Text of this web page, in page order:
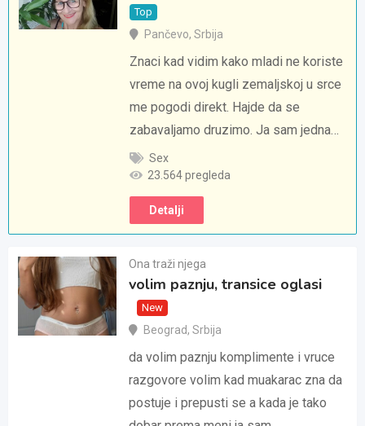
Top
Pančevo, Srbija
Znaci kad vidim kako mladi ne koriste
vreme na ovoj kugli zemaljskoj u srce
me pogodi direkt. Hajde da se
zabavaljamo druzimo. Ja sam jedna…
Sex
23.564 pregleda
Detalji
Ona traži njega
volim paznju, transice oglasi
New
Beograd, Srbija
da volim paznju komplimente i vruce
razgovore volim kad muakarac zna da
postuje i prepusti se a kada je tako